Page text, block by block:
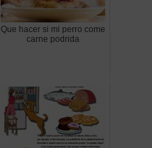
Que hacer si mi perro come
carne podrida